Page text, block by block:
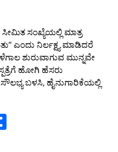
ಸಂಖ್ಯೆಯಲ್ಲಿ ಮಾತ್ರ
ಎಂದು ನಿರ್ಲಕ್ಷ್ಯ ಮಾಡಿದರೆ
ಶುರುವಾಗುವ ಮುನ್ನವೇ
ಹೋಗಿ ಹೆಸರು
ಬಳಸಿ, ಹೈನುಗಾರಿಕೆಯಲ್ಲಿ